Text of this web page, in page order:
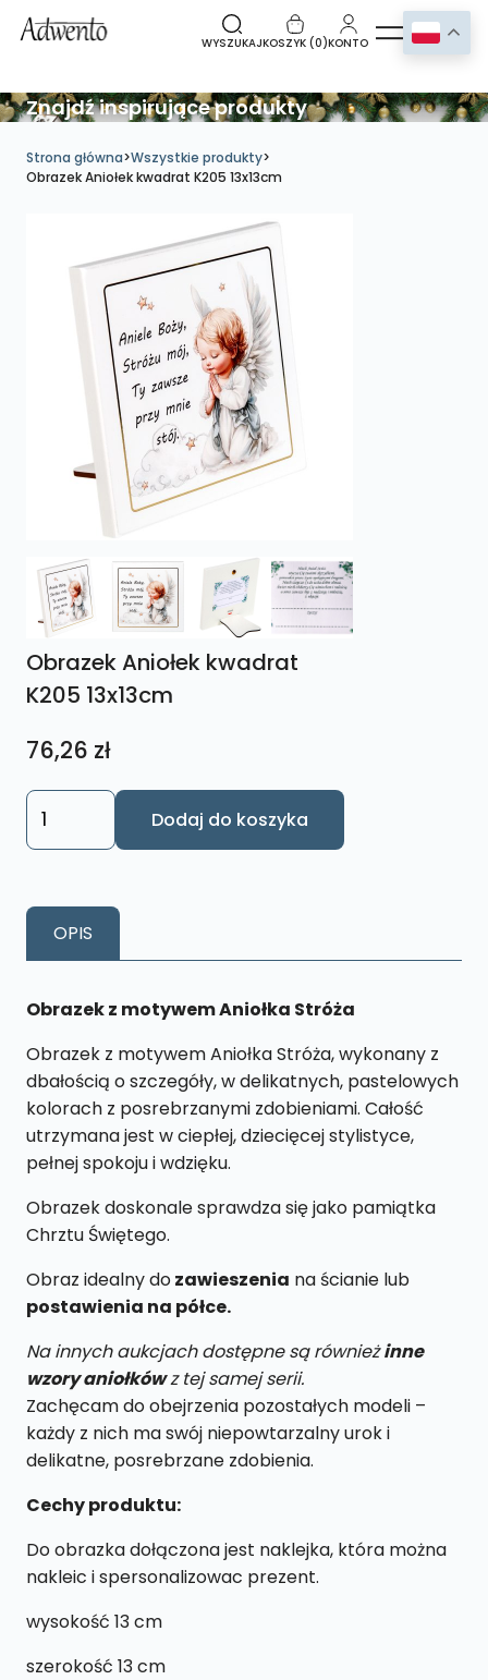
WYSZUKAJKOSZYK (0)KONTO
Znajdź inspirujące produkty
Strona główna>Wszystkie produkty>
Obrazek Aniołek kwadrat K205 13x13cm
Obrazek Aniołek kwadrat
K205 13x13cm
76,26 zł
ilość
Obrazek
K205
13x13cm
Dodaj do koszyka
OPIS
Obrazek z motywem Aniołka Stróża
Obrazek z motywem Aniołka Stróża, wykonany z
dbałością o szczegóły, w delikatnych, pastelowych
kolorach z posrebrzanymi zdobieniami. Całość
utrzymana jest w ciepłej, dziecięcej stylistyce,
pełnej spokoju i wdzięku.
Obrazek doskonale sprawdza się jako pamiątka
Chrztu Świętego.
Obraz idealny dozawieszenia na ścianie lub
postawienia na półce.
Na innych aukcjach dostępne są równieżinne
wzory aniołkówz tej samej serii.
Zachęcam do obejrzenia pozostałych modeli –
każdy z nich ma swój niepowtarzalny urok i
delikatne, posrebrzane zdobienia.
Cechy produktu:
Do obrazka dołączona jest naklejka, która można
nakleic i spersonalizowac prezent.
wysokość 13 cm
szerokość 13 cm